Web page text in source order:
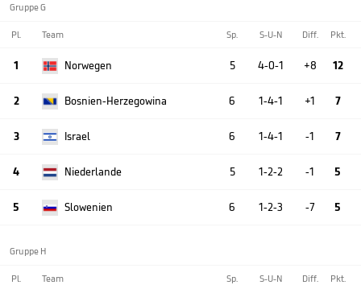
Gruppe G
Pl. Team Sp. S-U-N Diff. Pkt.
1 Norwegen 5 4-0-1 +8 12
2 Bosnien-Herzegowina 6 1-4-1 +1 7
3 Israel 6 1-4-1 -1 7
4 Niederlande 5 1-2-2 -1 5
5 Slowenien 6 1-2-3 -7 5
Gruppe H
Pl. Team Sp. S-U-N Diff. Pkt.